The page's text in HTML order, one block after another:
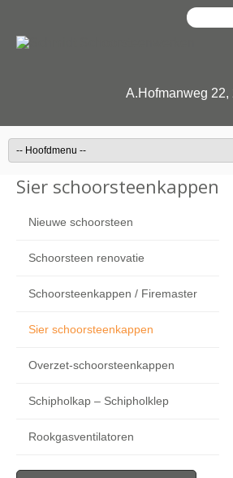
A.Hofmanweg 22,
Sier schoorsteenkappen
Nieuwe schoorsteen
Schoorsteen renovatie
Schoorsteenkappen / Firemaster
Sier schoorsteenkappen
Overzet-schoorsteenkappen
Schipholkap – Schipholklep
Rookgasventilatoren